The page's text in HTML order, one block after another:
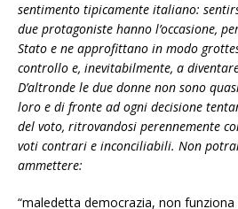
sentimento tipicamente italiano:
due protagoniste hanno l’occasione,
Stato e ne approfittano in modo
controllo e, inevitabilmente, a
D’altronde le due donne non sono
loro e di fronte ad ogni decisione
del voto, ritrovandosi perennemente
voti contrari e inconciliabili. Non
ammettere:
“maledetta democrazia, non funziona